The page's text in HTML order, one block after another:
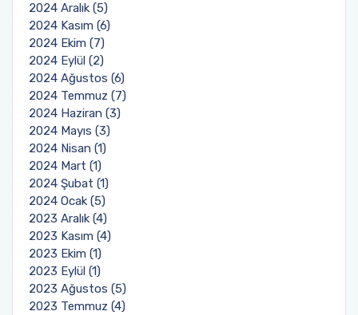
2024 Aralık (5)
2024 Kasım (6)
2024 Ekim (7)
2024 Eylül (2)
2024 Ağustos (6)
2024 Temmuz (7)
2024 Haziran (3)
2024 Mayıs (3)
2024 Nisan (1)
2024 Mart (1)
2024 Şubat (1)
2024 Ocak (5)
2023 Aralık (4)
2023 Kasım (4)
2023 Ekim (1)
2023 Eylül (1)
2023 Ağustos (5)
2023 Temmuz (4)